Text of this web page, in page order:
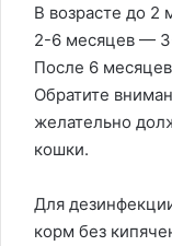
В возрасте до
2-6 месяцев —
После 6
Обратите
желательно
кошки.
Для
корм без